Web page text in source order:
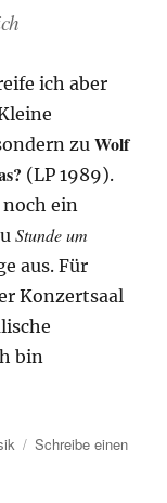
ich aber
zuWolf
(LP 1989).
ein
Stunde um
aus. Für
Konzertsaal
bin
Schreibe einen